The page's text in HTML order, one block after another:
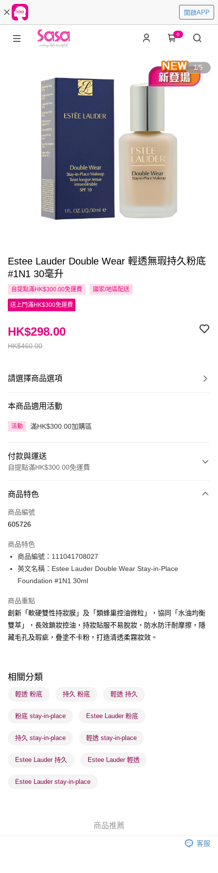
開啟APP
0
1/5
Estee Lauder Double Wear 輕透無瑕持久粉底
#1N1 30毫升
自提點滿HK$300.00免運費 國家/地區配送
送上門滿HK$300免運費
HK$460.00
HK$298.00
請選擇商品選項
本商品適用活動
活動 滿HK$300.00加購區
付款與運送
自提點滿HK$300.00免運費
信用卡
Apple Pay
PayMe
WeChat Pay
送貨方式
順豐自助櫃 - 確認發貨後1-3個工作天送達
每筆HK$65.00，滿HK$300.00或以上免運費
每筆HK$65.00，滿HK$300.00或以上免運費
確認發貨後1-3 工作天送達，訂單將隨機分配至SF順豐速運或京東
每筆HK$65.00，滿HK$300.00或以上免運費
(香港門市) 只顯示可選門市。確認發貨後2-5個工作天到店，3天內
每筆HK$20.00，滿HK$100.00或以上免運費
(澳門門市) 只顯示可選門市。確認發貨後2-5個工作天到店，3天內
澳門地區配送 - 確認發貨後1-4個工作天送達
商品特色
商品編號
605726
商品特色
商品編號：111041708027
英文名稱：Estee Lauder Double Wear Stay-in-Place
Foundation #1N1 30ml
商品重點
創新「軟硬雙性持妝膜」及「類蜂巢控油微粒」，協同「水油均衡
雙萃」，長效鎖妝控油，持妝貼服不易脫妝，防水防汗耐摩擦，隱
藏毛孔及瑕疵，疊塗不卡粉，打造清透柔霧妝效。
相關分類
輕透 粉底 持久 粉底 輕透 持久
粉底 stay-in-place Estee Lauder 粉底
持久 stay-in-place 輕透 stay-in-place
Estee Lauder 持久 Estee Lauder 輕透
Estee Lauder stay-in-place
商品推薦
客服